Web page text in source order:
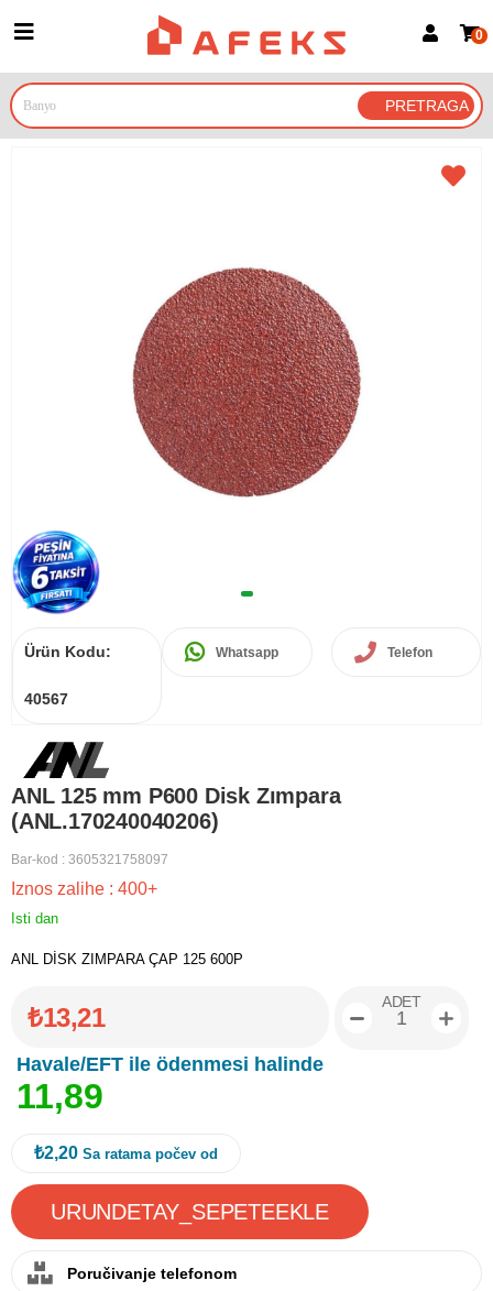
Prijava za članove
Prijavite se Google nalogom
0
Ürün Kodu:
40567
Whatsapp Telefon
ANL 125 mm P600 Disk Zımpara
(ANL.170240040206)
Bar-kod : 3605321758097
Iznos zalihe : 400+
Isti dan
ANL DİSK ZIMPARA ÇAP 125 600P
₺13,21
Havale/EFT ile ödenmesi halinde
11,89
ADET
₺2,20 Sa ratama počev od
Poručivanje telefonom